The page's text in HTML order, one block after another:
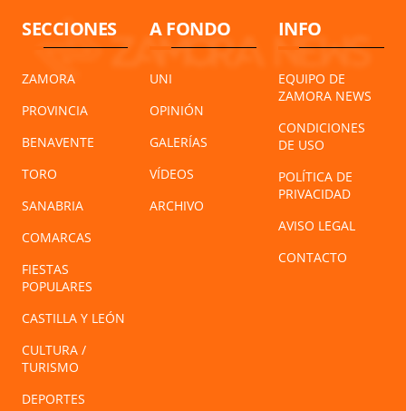
SECCIONES
ZAMORA
PROVINCIA
BENAVENTE
TORO
SANABRIA
COMARCAS
FIESTAS
POPULARES
CASTILLA Y LEÓN
CULTURA /
TURISMO
DEPORTES
A FONDO
UNI
OPINIÓN
GALERÍAS
VÍDEOS
ARCHIVO
INFO
EQUIPO DE
ZAMORA NEWS
CONDICIONES
DE USO
POLÍTICA DE
PRIVACIDAD
AVISO LEGAL
CONTACTO